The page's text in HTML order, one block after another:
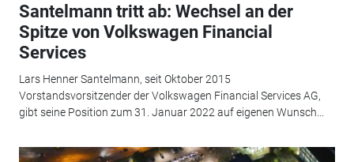
Santelmann tritt ab: Wechsel an der
Spitze von Volkswagen Financial
Services
Lars Henner Santelmann, seit Oktober 2015
Vorstandsvorsitzender der Volkswagen Financial Services AG,
gibt seine Position zum 31. Januar 2022 auf eigenen Wunsch...